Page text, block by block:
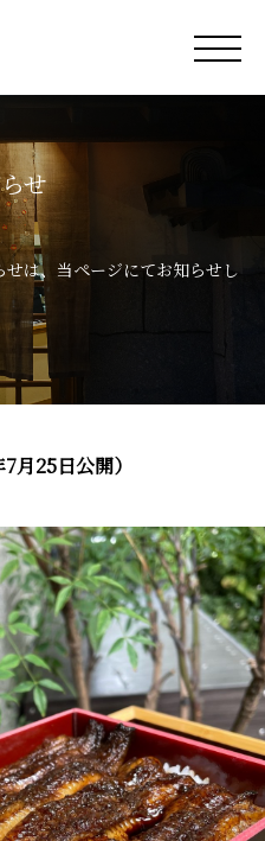
せ
は、当ページにてお知らせし
月25日公開）